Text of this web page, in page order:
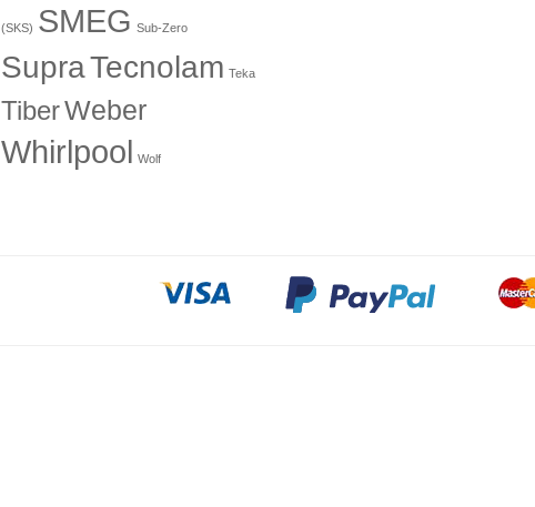
(SKS) SMEG Sub-Zero
SupraTecnolam Teka
TiberWeber
Whirlpool Wolf